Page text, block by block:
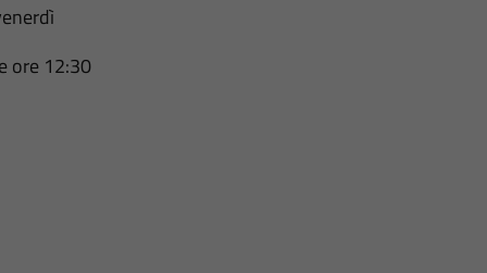
ore 12:30